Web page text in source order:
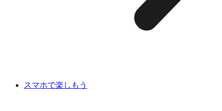
スマホで楽しもう